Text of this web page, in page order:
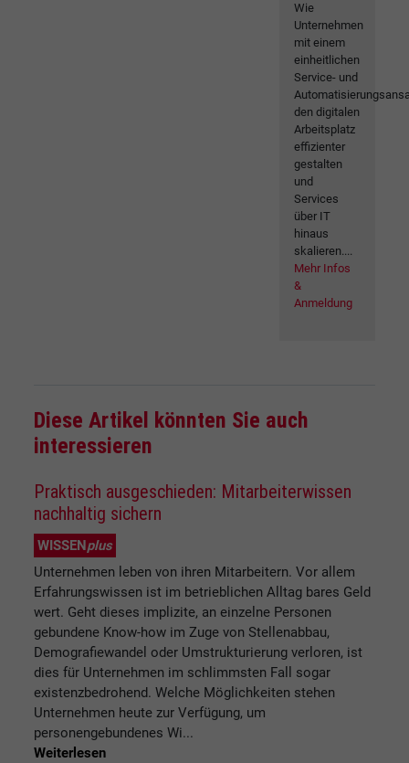
Wie
Unternehmen
mit einem
einheitlichen
Service- und
den digitalen
Arbeitsplatz
effizienter
gestalten
und
Services
über IT
hinaus
skalieren....
Mehr Infos
&
Anmeldung
Diese Artikel könnten Sie auch
interessieren
Praktisch ausgeschieden: Mitarbeiterwissen
nachhaltig sichern
WISSENplus
Unternehmen leben von ihren Mitarbeitern. Vor allem
Erfahrungswissen ist im betrieblichen Alltag bares Geld
wert. Geht dieses implizite, an einzelne Personen
gebundene Know-how im Zuge von Stellenabbau,
Demografiewandel oder Umstrukturierung verloren, ist
dies für Unternehmen im schlimmsten Fall sogar
existenzbedrohend. Welche Möglichkeiten stehen
Unternehmen heute zur Verfügung, um
personengebundenes Wi...
Weiterlesen